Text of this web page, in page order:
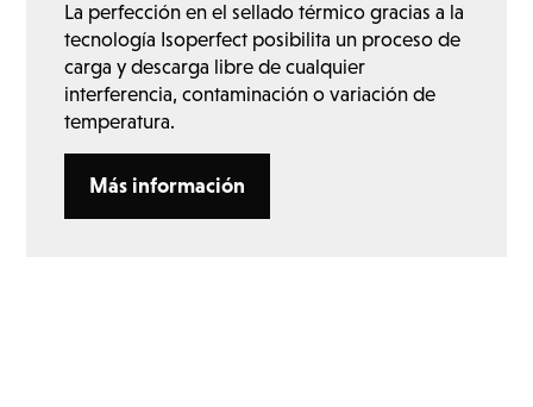
La perfección en el sellado térmico gracias a la
tecnología Isoperfect posibilita un proceso de
carga y descarga libre de cualquier
interferencia, contaminación o variación de
temperatura.
Más información